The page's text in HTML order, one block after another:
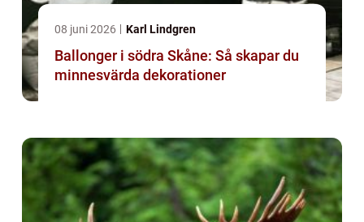
08 juni 2026 Karl Lindgren
Ballonger i södra Skåne: Så skapar du
minnesvärda dekorationer